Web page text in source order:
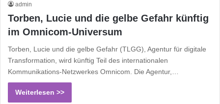
admin
Torben, Lucie und die gelbe Gefahr künftig
im Omnicom-Universum
Torben, Lucie und die gelbe Gefahr (TLGG), Agentur für digitale
Transformation, wird künftig Teil des internationalen
Kommunikations-Netzwerkes Omnicom. Die Agentur,…
Weiterlesen >>